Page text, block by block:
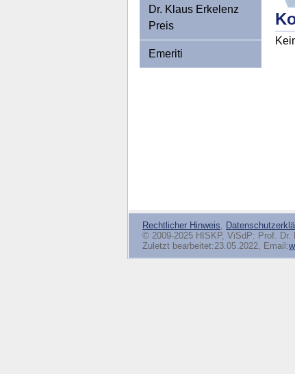
Dr. Klaus Erkelenz
Preis
Emeriti
Rechtlicher Hinweis,
© 2009-2025 HISKP, ViSdP: Prof. Dr.
Zuletzt bearbeitet:23.05.2022, Email: